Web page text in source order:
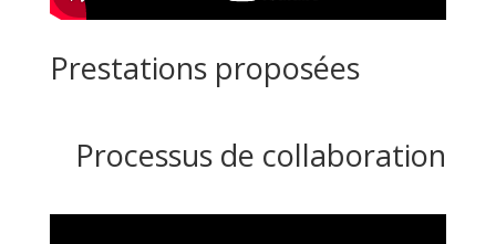
Prestations proposées
Processus de collaboration